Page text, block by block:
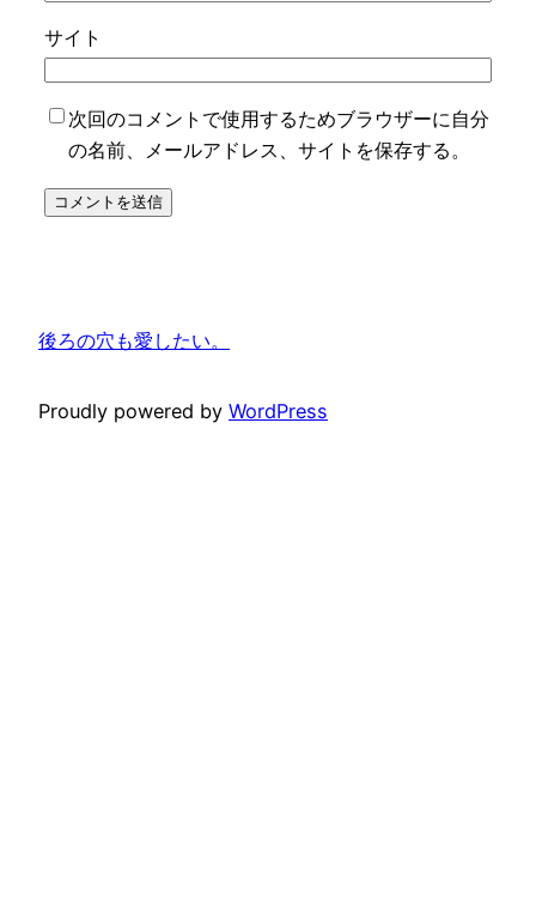
サイト
次回のコメントで使用するためブラウザーに自分
の名前、メールアドレス、サイトを保存する。
後ろの穴も愛したい。
Proudly powered by WordPress